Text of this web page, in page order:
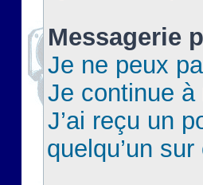
Messagerie
Je ne peux
Je continue
J’ai reçu un
quelqu’un